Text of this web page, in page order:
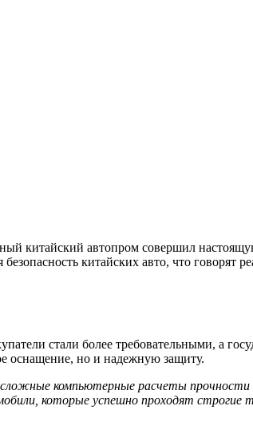
китайский автопром совершил
китайских авто, что говорят
стали более требовательными, а
оснащение, но и надежную защиту.
компьютерные расчеты прочности
которые успешно проходят строгие